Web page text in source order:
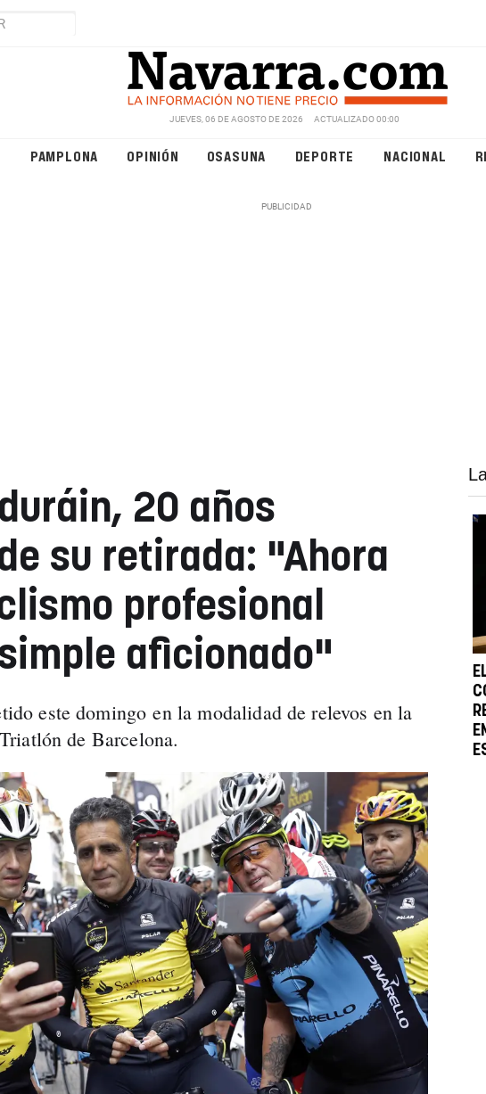
JUEVES, 06 DE AGOSTO DE 2026 ACTUALIZADO 00:00
PAMPLONA OPINIÓN OSASUNA DEPORTE NACIONAL
20 años
su retirada: "Ahora
profesional
aficionado"
este domingo en la modalidad de relevos en la
de Barcelona.